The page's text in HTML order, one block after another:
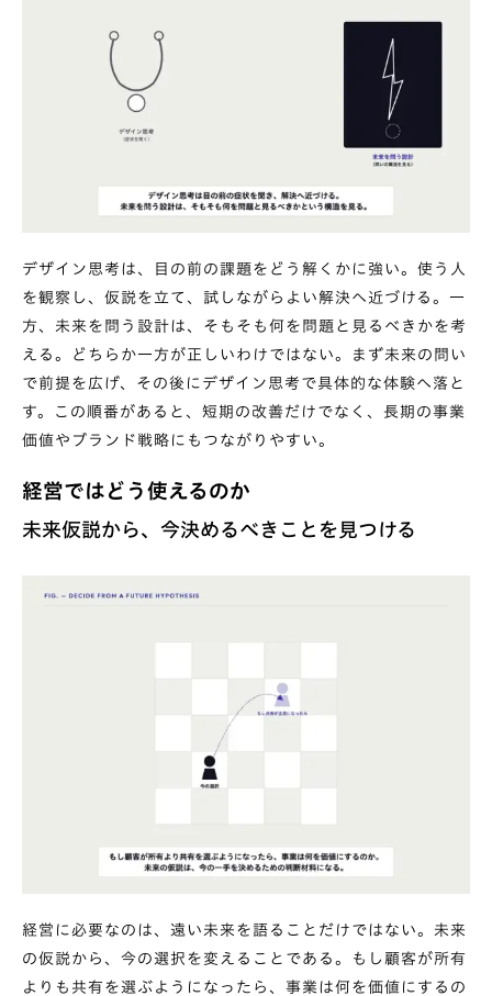
デザイン思考は、目の前の課題をどう解くかに強い。使う人
を観察し、仮説を立て、試しながらよい解決へ近づける。一
方、未来を問う設計は、そもそも何を問題と見るべきかを考
える。どちらか一方が正しいわけではない。まず未来の問い
で前提を広げ、その後にデザイン思考で具体的な体験へ落と
す。この順番があると、短期の改善だけでなく、長期の事業
価値やブランド戦略にもつながりやすい。
経営ではどう使えるのか
未来仮説から、今決めるべきことを見つける
経営に必要なのは、遠い未来を語ることだけではない。未来
の仮説から、今の選択を変えることである。もし顧客が所有
よりも共有を選ぶようになったら、事業は何を価値にするの